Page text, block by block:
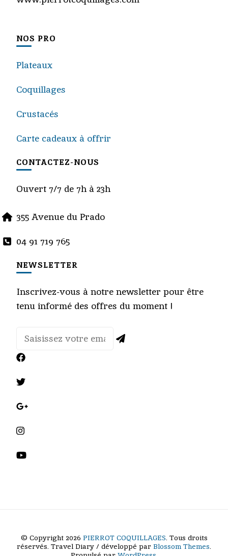
NOS PRO
Plateaux
Coquillages
Crustacés
Carte cadeaux à offrir
CONTACTEZ-NOUS
Ouvert 7/7 de 7h à 23h
355 Avenue du Prado
04 91 719 765
NEWSLETTER
Inscrivez-vous à notre newsletter pour être
tenu informé des offres du moment !
© Copyright 2026 PIERROT COQUILLAGES. Tous droits
réservés. Travel Diary / développé par Blossom Themes.